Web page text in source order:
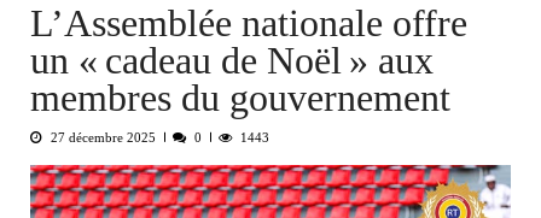
L’Assemblée nationale offre
un « cadeau de Noël » aux
membres du gouvernement
27 décembre 2025 0 1443